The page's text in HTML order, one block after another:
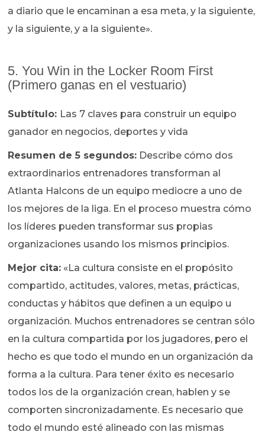
a diario que le encaminan a esa meta, y la siguiente,
y la siguiente, y a la siguiente».
5. You Win in the Locker Room First
(Primero ganas en el vestuario)
Subtítulo: Las 7 claves para construir un equipo
ganador en negocios, deportes y vida
Resumen de 5 segundos: Describe cómo dos
extraordinarios entrenadores transforman al
Atlanta Halcons de un equipo mediocre a uno de
los mejores de la liga. En el proceso muestra cómo
los líderes pueden transformar sus propias
organizaciones usando los mismos principios.
Mejor cita: «La cultura consiste en el propósito
compartido, actitudes, valores, metas, prácticas,
conductas y hábitos que definen a un equipo u
organización. Muchos entrenadores se centran sólo
en la cultura compartida por los jugadores, pero el
hecho es que todo el mundo en un organización da
forma a la cultura. Para tener éxito es necesario
todos los de la organización crean, hablen y se
comporten sincronizadamente. Es necesario que
todo el mundo esté alineado con las mismas